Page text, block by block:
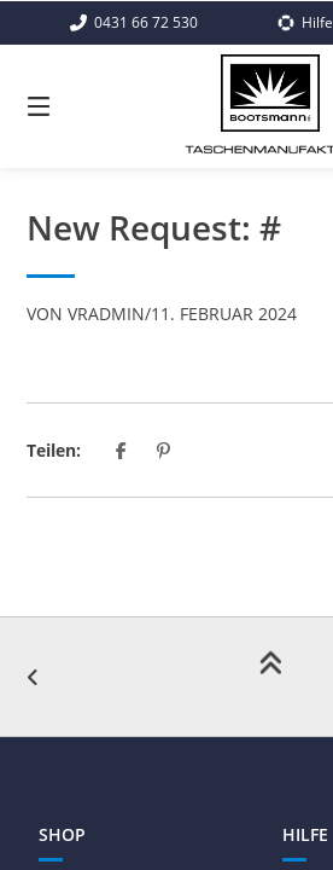
0431 66 72 530 Hilfe
New Request: #
VONVRADMIN/11. FEBRUAR 2024
Teilen:
SHOP HILFE